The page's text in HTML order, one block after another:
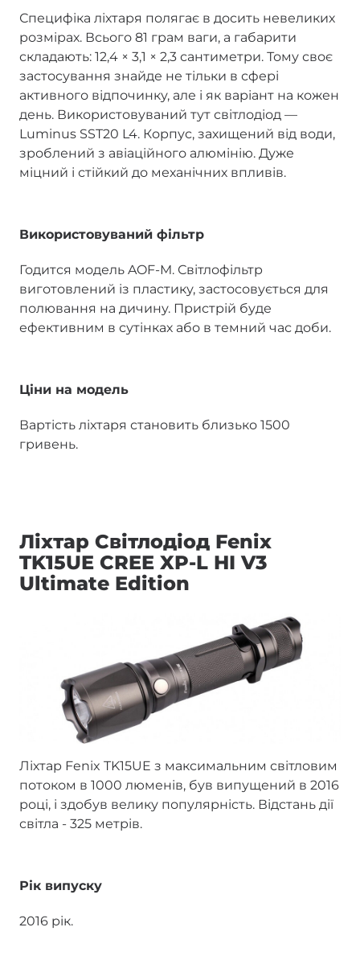
Специфіка ліхтаря полягає в досить невеликих
розмірах. Всього 81 грам ваги, а габарити
складають: 12,4 × 3,1 × 2,3 сантиметри. Тому своє
застосування знайде не тільки в сфері
активного відпочинку, але і як варіант на кожен
день. Використовуваний тут світлодіод —
Luminus SST20 L4. Корпус, захищений від води,
зроблений з авіаційного алюмінію. Дуже
міцний і стійкий до механічних впливів.
Використовуваний фільтр
Годится модель AOF-M. Світлофільтр
виготовлений із пластику, застосовується для
полювання на дичину. Пристрій буде
ефективним в сутінках або в темний час доби.
Ціни на модель
Вартість ліхтаря становить близько 1500
гривень.
Ліхтар Світлодіод Fenix
TK15UE CREE XP-L HI V3
Ultimate Edition
Ліхтар Fenix TK15UE з максимальним світловим
потоком в 1000 люменів, був випущений в 2016
році, і здобув велику популярність. Відстань дії
світла - 325 метрів.
Рік випуску
2016 рік.